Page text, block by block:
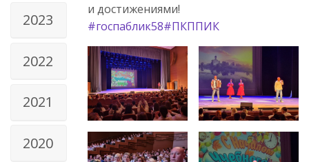
2023
2022
2021
2020
и достижениями!
#госпаблик58#ПКППИК